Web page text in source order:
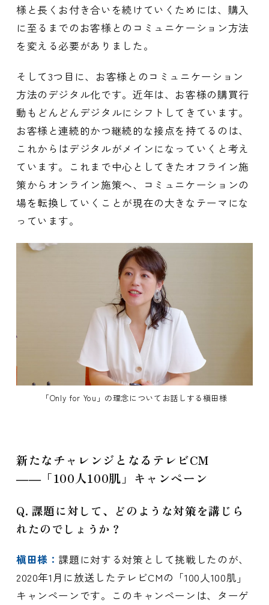
様と長くお付き合いを続けていくためには、購入
に至るまでのお客様とのコミュニケーション方法
を変える必要がありました。
そして3つ目に、お客様とのコミュニケーション
方法のデジタル化です。近年は、お客様の購買行
動もどんどんデジタルにシフトしてきています。
お客様と連続的かつ継続的な接点を持てるのは、
これからはデジタルがメインになっていくと考え
ています。これまで中心としてきたオフライン施
策からオンライン施策へ、コミュニケーションの
場を転換していくことが現在の大きなテーマにな
っています。
「Only for You」の理念についてお話しする槇田様
新たなチャレンジとなるテレビCM
――「100人100肌」キャンペーン
Q. 課題に対して、どのような対策を講じら
れたのでしょうか？
槇田様： 課題に対する対策として挑戦したのが、
2020年1月に放送したテレビCMの「100人100肌」
キャンペーンです。このキャンペーンは、ターゲ